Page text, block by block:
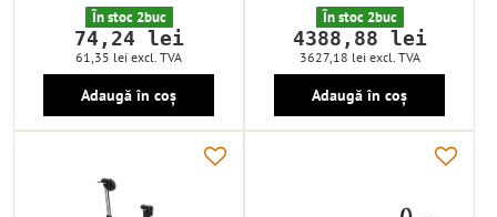
În stoc 2buc
74,24 lei
61,35 lei excl. TVA
Adaugă în coș
În stoc 2buc
4388,88 lei
3627,18 lei excl. TVA
Adaugă în coș